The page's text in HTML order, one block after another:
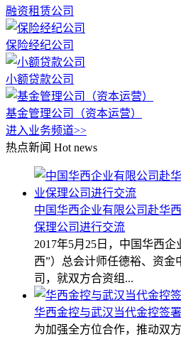
融资租赁公司
保险经纪公司
小额贷款公司
基金管理公司（资本运营）
进入业务频道>>
热点新闻 Hot news
中国华西企业有限公司赴华
保理公司进行交流
2017年5月25日，中国华西
西”）总会计师任德裕、资
司，就双方合资组...
华西金控与武汉当代金控签
为加强全方位合作，推动双